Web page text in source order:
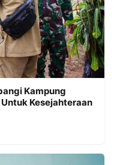
Kampung
Kesejahteraan